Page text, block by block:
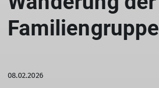
Familiengruppe
08.02.2026